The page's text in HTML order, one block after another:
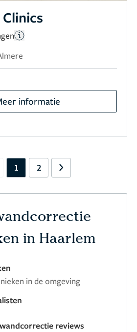
informatie
1 2 Next
in Haarlem
in de omgeving
reviews